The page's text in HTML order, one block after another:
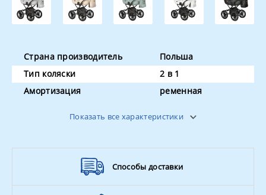
Страна производитель
Польша
Тип коляски
2 в 1
Амортизация
ременная
Показать все характеристики
Способы доставки